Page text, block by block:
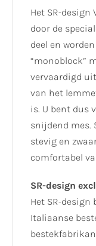
Het SR-
door de
deel en
“monoblock”
vervaardigd
van het
is. U bent dus
snijdend mes.
stevig en
comfortabel
SR-design
Het SR-
Italiaanse